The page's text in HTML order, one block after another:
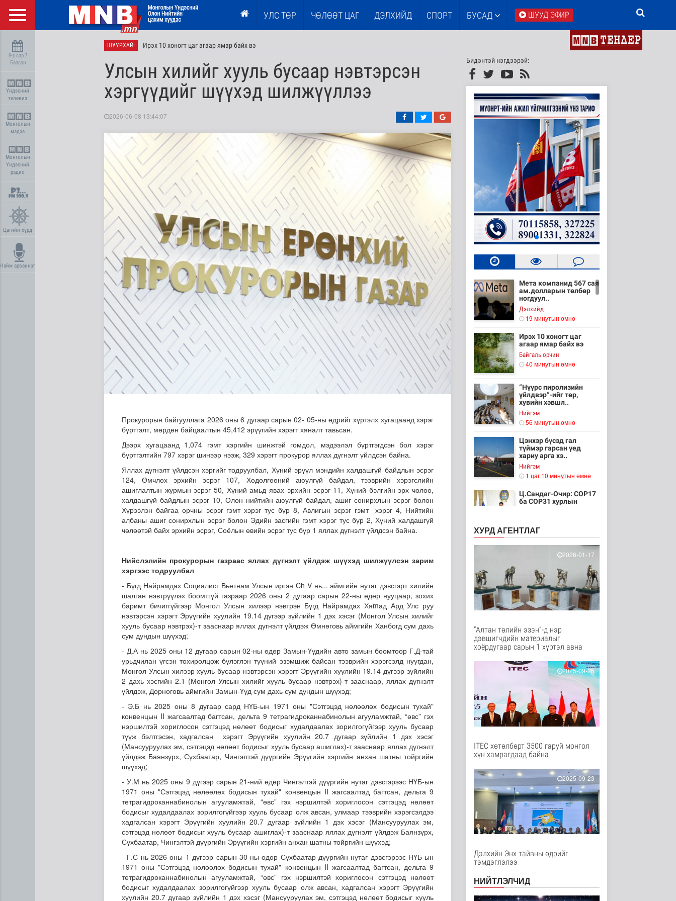
УЛС ТӨР ЧӨЛӨӨТ ЦАГ ДЭЛХИЙД СПОРТ БУСАД ШУУД ЭФИР
8-р сар 7
Баасан
Үндэсний
телевиз
Монголын
мэдээ
Монголын
Үндэсний
радио
Цагийн хүрд
Найм арваннэг
ШУУРХАЙ: Ирэх 10 хоногт цаг агаар ямар байх вэ
“Нүүрс пиролизийн үйлдвэр”-ийг төр, хувийн хэвшлийн түншлэлээр хэрэгжүүлэх тог..
Ц.Сандаг-Очир: COP17 ба COP31 хурлын уялдаа нь Риогийн гурван конвенцын нэгдсэ..
Улсын хилийг хууль бусаар нэвтэрсэн
хэргүүдийг шүүхэд шилжүүллээ
2026-06-08 13:44:07
Прокурорын байгууллага 2026 оны 6 дугаар сарын 02- 05-ны өдрийг хүртэлх хугацаанд хэрэг
бүртгэлт, мөрдөн байцаалтын 45,412 эрүүгийн хэрэгт хяналт тавьсан.
Дээрх хугацаанд 1,074 гэмт хэргийн шинжтэй гомдол, мэдээлэл бүртгэгдсэн бол хэрэг
бүртгэлтийн 797 хэрэг шинээр нээж, 329 хэрэгт прокурор яллах дүгнэлт үйлдсэн байна.
Яллах дүгнэлт үйлдсэн хэргийг тодруулбал, Хүний эрүүл мэндийн халдашгүй байдлын эсрэг
124, Өмчлөх эрхийн эсрэг 107, Хөдөлгөөний аюулгүй байдал, тээврийн хэрэгслийн
ашиглалтын журмын эсрэг 50, Хүний амьд явах эрхийн эсрэг 11, Хүний бэлгийн эрх чөлөө,
халдашгүй байдлын эсрэг 10, Олон нийтийн аюулгүй байдал, ашиг сонирхлын эсрэг болон
Хүрээлэн байгаа орчны эсрэг гэмт хэрэг тус бүр 8, Авлигын эсрэг гэмт хэрэг 4, Нийтийн
албаны ашиг сонирхлын эсрэг болон Эдийн засгийн гэмт хэрэг тус бүр 2, Хүний халдашгүй
чөлөөтэй байх эрхийн эсрэг, Соёлын өвийн эсрэг тус бүр 1 яллах дүгнэлт үйлдсэн байна.
Нийслэлийн прокурорын газраас яллах дүгнэлт үйлдэж шүүхэд шилжүүлсэн зарим
хэргээс тодруулбал
- Бүгд Найрамдах Социалист Вьетнам Улсын иргэн Ch V нь... аймгийн нутаг дэвсгэрт хилийн
шалган нэвтрүүлэх боомтгүй газраар 2026 оны 2 дугаар сарын 22-ны өдөр нууцаар, зохих
баримт бичиггүйгээр Монгол Улсын хилээр нэвтрэн Бүгд Найрамдах Хяmад Ард Улс руу
нэвтэрсэн хэрэгт Эрүүгийн хуулийн 19.14 дүгээр зүйлийн 1 дэх хэсэг (Монгол Улсын хилийг
хууль бусаар нэвтрэх)-т зааснаар яллах дүгнэлт үйлдэж Өмнөговь аймгийн Ханбогд сум дахь
сум дундын шүүхэд;
- Д.А нь 2025 оны 12 дугаар сарын 02-ны өдөр Замын-Үүдийн авто замын боомтоор Г.Д-тай
урьдчилан үгсэн тохиролцож бүлэглэн түүний эзэмшиж байсан тээврийн хэрэгсэлд нуугдан,
Монгол Улсын хилээр хууль бусаар нэвтэрсэн хэрэгт Эрүүгийн хуулийн 19.14 дүгээр зүйлийн
2 дахь хэсгийн 2.1 (Монгол Улсын хилийг хууль бусаар нэвтрэх)-т зааснаар, яллах дүгнэлт
үйлдэж, Дорноговь аймгийн Замын-Үүд сум дахь сум дундын шүүхэд;
- Э.Б нь 2025 оны 8 дугаар сард НҮБ-ын 1971 оны "Сэтгэцэд нөлөөлөх бодисын тухай"
конвенцын II жагсаалтад багтсан, дельта 9 тетрагидроканнабинолын агууламжтай, “өвс” гэх
нэршилтэй хориглосон сэтгэцэд нөлөөт бодисыг худалдаалах зорилгогүйгээр хууль бусаар
түүж бэлтгэсэн, хадгалсан хэрэгт Эрүүгийн хуулийн 20.7 дугаар зүйлийн 1 дэх хэсэг
(Мансууруулах эм, сэтгэцэд нөлөөт бодисыг хууль бусаар ашиглах)-т зааснаар яллах дүгнэлт
үйлдэж Баянзүрх, Сүхбаатар, Чингэлтэй дүүргийн Эрүүгийн хэргийн анхан шатны тойргийн
шүүхэд;
- У.М нь 2025 оны 9 дүгээр сарын 21-ний өдөр Чингэлтэй дүүргийн нутаг дэвсгэрээс НҮБ-ын
1971 оны "Сэтгэцэд нөлөөлөх бодисын тухай" конвенцын II жагсаалтад багтсан, дельта 9
тетрагидроканнабинолын агууламжтай, “өвс” гэх нэршилтэй хориглосон сэтгэцэд нөлөөт
бодисыг худалдаалах зорилгогүйгээр хууль бусаар олж авсан, улмаар тээврийн хэрэгсэлдээ
хадгалсан хэрэгт Эрүүгийн хуулийн 20.7 дугаар зүйлийн 1 дэх хэсэг (Мансууруулах эм,
сэтгэцэд нөлөөт бодисыг хууль бусаар ашиглах)-т зааснаар яллах дүгнэлт үйлдэж Баянзүрх,
Сүхбаатар, Чингэлтэй дүүргийн Эрүүгийн хэргийн анхан шатны тойргийн шүүхэд;
- Г.С нь 2026 оны 1 дүгээр сарын 30-ны өдөр Сүхбаатар дүүргийн нутаг дэвсгэрээс НҮБ-ын
1971 оны "Сэтгэцэд нөлөөлөх бодисын тухай" конвенцын II жагсаалтад багтсан, дельта 9
тетрагидроканнабинолын агууламжтай, “өвс” гэх нэршилтэй хориглосон сэтгэцэд нөлөөт
бодисыг худалдаалах зорилгогүйгээр хууль бусаар олж авсан, хадгалсан хэрэгт Эрүүгийн
хуулийн 20.7 дугаар зүйлийн 1 дэх хэсэг (Мансууруулах эм, сэтгэцэд нөлөөт бодисыг хууль
Бидэнтэй нэгдээрэй:
Мета компанид 567 сая
ам.долларын төлбөр
ногдуул..
Дэлхийд
19 минутын өмнө
Ирэх 10 хоногт цаг
агаар ямар байх вэ
Байгаль орчин
40 минутын өмнө
“Нүүрс пиролизийн
үйлдвэр”-ийг төр,
хувийн хэвшл..
Нийгэм
56 минутын өмнө
Цэнхэр бүсэд гал
түймэр гарсан үед
хариу арга хэ..
Нийгэм
1 цаг 10 минутын өмнө
Ц.Сандаг-Очир: COP17
ба COP31 хурлын
1 цаг 15 минутын өмнө
Хийлдэг завь, гудас,
хөвөгч тоглоом биш
2 цаг 31 минутын өмнө
Нийслэлийн цэцэрлэгт
хамрагдах I шатны
бүртгэл э..
2 цаг 42 минутын өмнө
Долоодугаар сард
бүртгэгджээ
2 цаг 50 минутын өмнө
Мал угаалгын ажил
үргэлжилж байна
Нийгэм
Хогноос эрчим хүч
МВт-ын х..
2 цаг 10 минутын өмнө
Монелийн гудамжны
авто замыг өнөөдрөөс
хааж, зас..
Нийгэм
тэрбу..
Улс төр
3 цаг 31 минутын өмнө
ХУРД АГЕНТЛАГ
2026-01-17
“Алтан төлийн эзэн”-д нэр
дэвшигчдийн материалыг
хоёрдугаар сарын 1 хүртэл авна
2025-09-26
ITEC хөтөлбөрт 3500 гаруй монгол
хүн хамрагдаад байна
2025-09-23
Дэлхийн Энх тайвны өдрийг
тэмдэглэлээ
НИЙТЛЭЛЧИД